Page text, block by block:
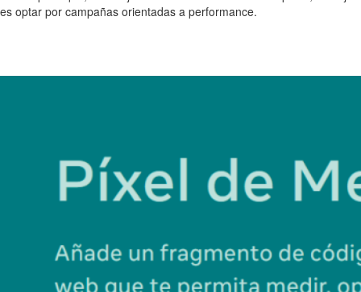
es optar por campañas orientadas a performance.